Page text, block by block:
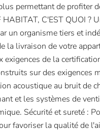
permettant de profiter
C'EST QUOI ?
un organisme tiers et
la livraison de votre
exigences de la
sur des exigences
acoustique au bruit de
et les systèmes de
Sécurité et sureté :
favoriser la qualité de